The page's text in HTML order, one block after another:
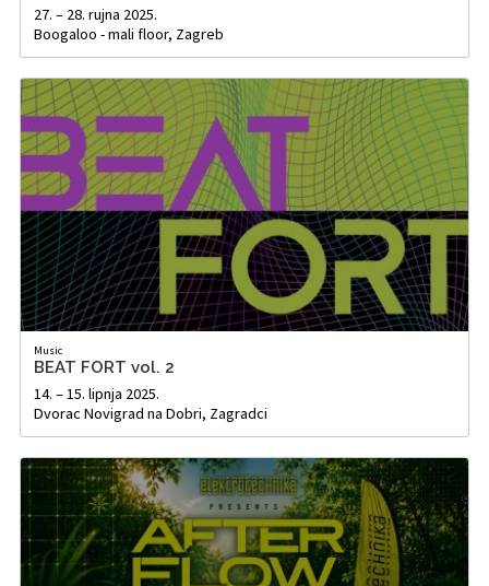
27. – 28. rujna 2025.
Boogaloo - mali floor, Zagreb
Music
BEAT FORT vol. 2
14. – 15. lipnja 2025.
Dvorac Novigrad na Dobri, Zagradci